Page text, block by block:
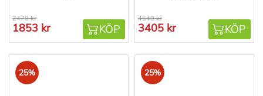
2470 kr
1853 kr KÖP
4540 kr
3405 kr KÖP
25% 25%